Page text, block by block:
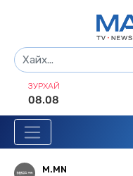
ЗУРХАЙ
08.08
M.MN